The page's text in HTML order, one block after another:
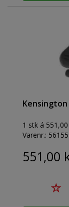
1 stk á 551,00
Varenr.:
551,00